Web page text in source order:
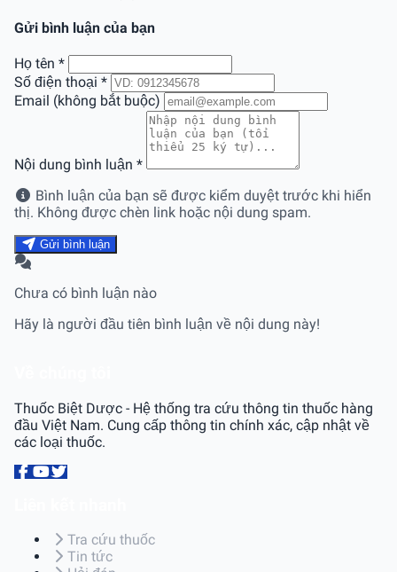
Gửi bình luận của bạn
Họ tên *
Số điện thoại *
Email (không bắt buộc)
Nội dung bình luận *
Bình luận của bạn sẽ được kiểm duyệt trước khi hiển
thị. Không được chèn link hoặc nội dung spam.
Gửi bình luận
Chưa có bình luận nào
Hãy là người đầu tiên bình luận về nội dung này!
Thuốc Biệt Dược - Hệ thống tra cứu thông tin thuốc hàng
đầu Việt Nam. Cung cấp thông tin chính xác, cập nhật về
các loại thuốc.
Tra cứu thuốc
Tin tức